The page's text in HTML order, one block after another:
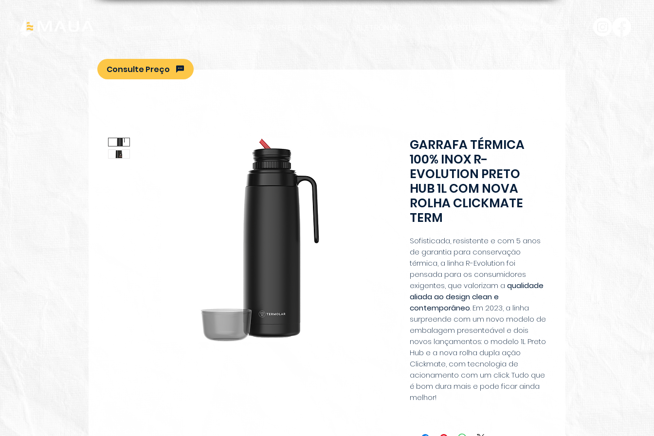
GARRAFA TÉRMICA
100% INOX R-
EVOLUTION PRETO
HUB 1L COM NOVA
ROLHA CLICKMATE
TERM
Sofisticada, resistente e com 5 anos
de garantia para conservação
térmica, a linha R-Evolution foi
pensada para os consumidores
exigentes, que valorizam a qualidade
aliada ao design clean e
contemporâneo. Em 2023, a linha
surpreende com um novo modelo de
embalagem presenteável e dois
novos lançamentos: o modelo 1L Preto
Hub e a nova rolha dupla ação
Clickmate, com tecnologia de
acionamento com um click. Tudo que
é bom dura mais e pode ficar ainda
melhor!
Consulte Preço